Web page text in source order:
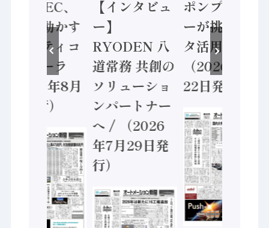
業 / IDEC、
安全に動かす
セーフティコ
ントローラ
（2026年8月
5日発行）
【インタビュ
ー】
RYODEN 八
道常務 共創の
ソリューショ
ンパートナー
へ / （2026
年7月29日発
行）
ポンプメーカ
ーが挑むデー
タ活用 など
（2026年7月
22日発行）